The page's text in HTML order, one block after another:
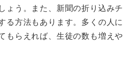
ょう。また、新聞の折り込みチ
る方法もあります。多くの人に
もらえれば、生徒の数も増えや